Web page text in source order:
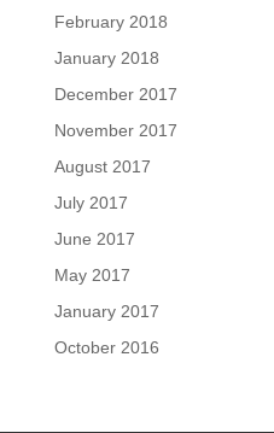
February 2018
January 2018
December 2017
November 2017
August 2017
July 2017
June 2017
May 2017
January 2017
October 2016